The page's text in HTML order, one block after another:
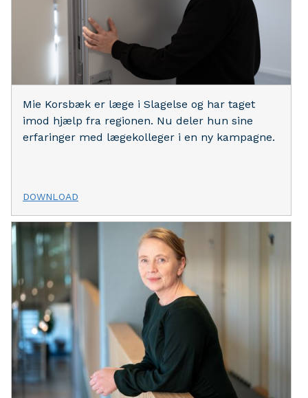
Mie Korsbæk er læge i Slagelse og har taget
imod hjælp fra regionen. Nu deler hun sine
erfaringer med lægekolleger i en ny kampagne.
DOWNLOAD